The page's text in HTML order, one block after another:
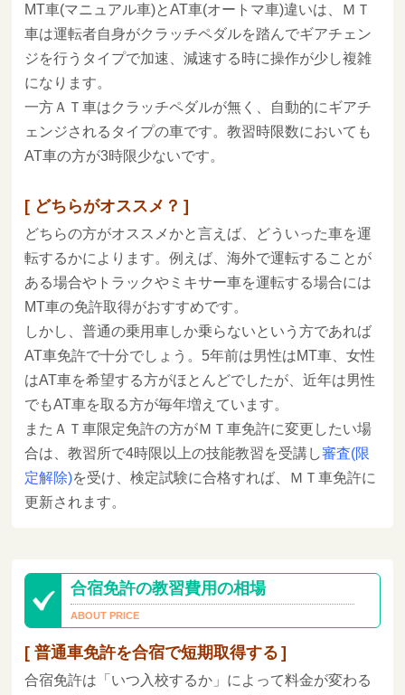
MT車(マニュアル車)とAT車(オートマ車)違いは、ＭＴ
車は運転者自身がクラッチペダルを踏んでギアチェン
ジを行うタイプで加速、減速する時に操作が少し複雑
になります。
一方ＡＴ車はクラッチペダルが無く、自動的にギアチ
ェンジされるタイプの車です。教習時限数においても
AT車の方が3時限少ないです。
どちらがオススメ？
どちらの方がオススメかと言えば、どういった車を運
転するかによります。例えば、海外で運転することが
ある場合やトラックやミキサー車を運転する場合には
MT車の免許取得がおすすめです。
しかし、普通の乗用車しか乗らないという方であれば
AT車免許で十分でしょう。5年前は男性はMT車、女性
はAT車を希望する方がほとんどでしたが、近年は男性
でもAT車を取る方が毎年増えています。
またＡＴ車限定免許の方がＭＴ車免許に変更したい場
合は、教習所で4時限以上の技能教習を受講し審査(限
定解除)を受け、検定試験に合格すれば、ＭＴ車免許に
更新されます。
合宿免許の教習費用の相場
普通車免許を合宿で短期取得する
合宿免許は「いつ入校するか」によって料金が変わる